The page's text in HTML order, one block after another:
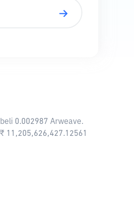
0.002987 Arweave.
11,205,626,427.12561